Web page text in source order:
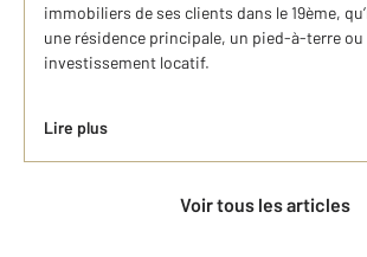
immobiliers de ses clients dans le 19ème,
une résidence principale, un pied-à-terre ou
investissement locatif.
Lire plus
Voir tous les articles